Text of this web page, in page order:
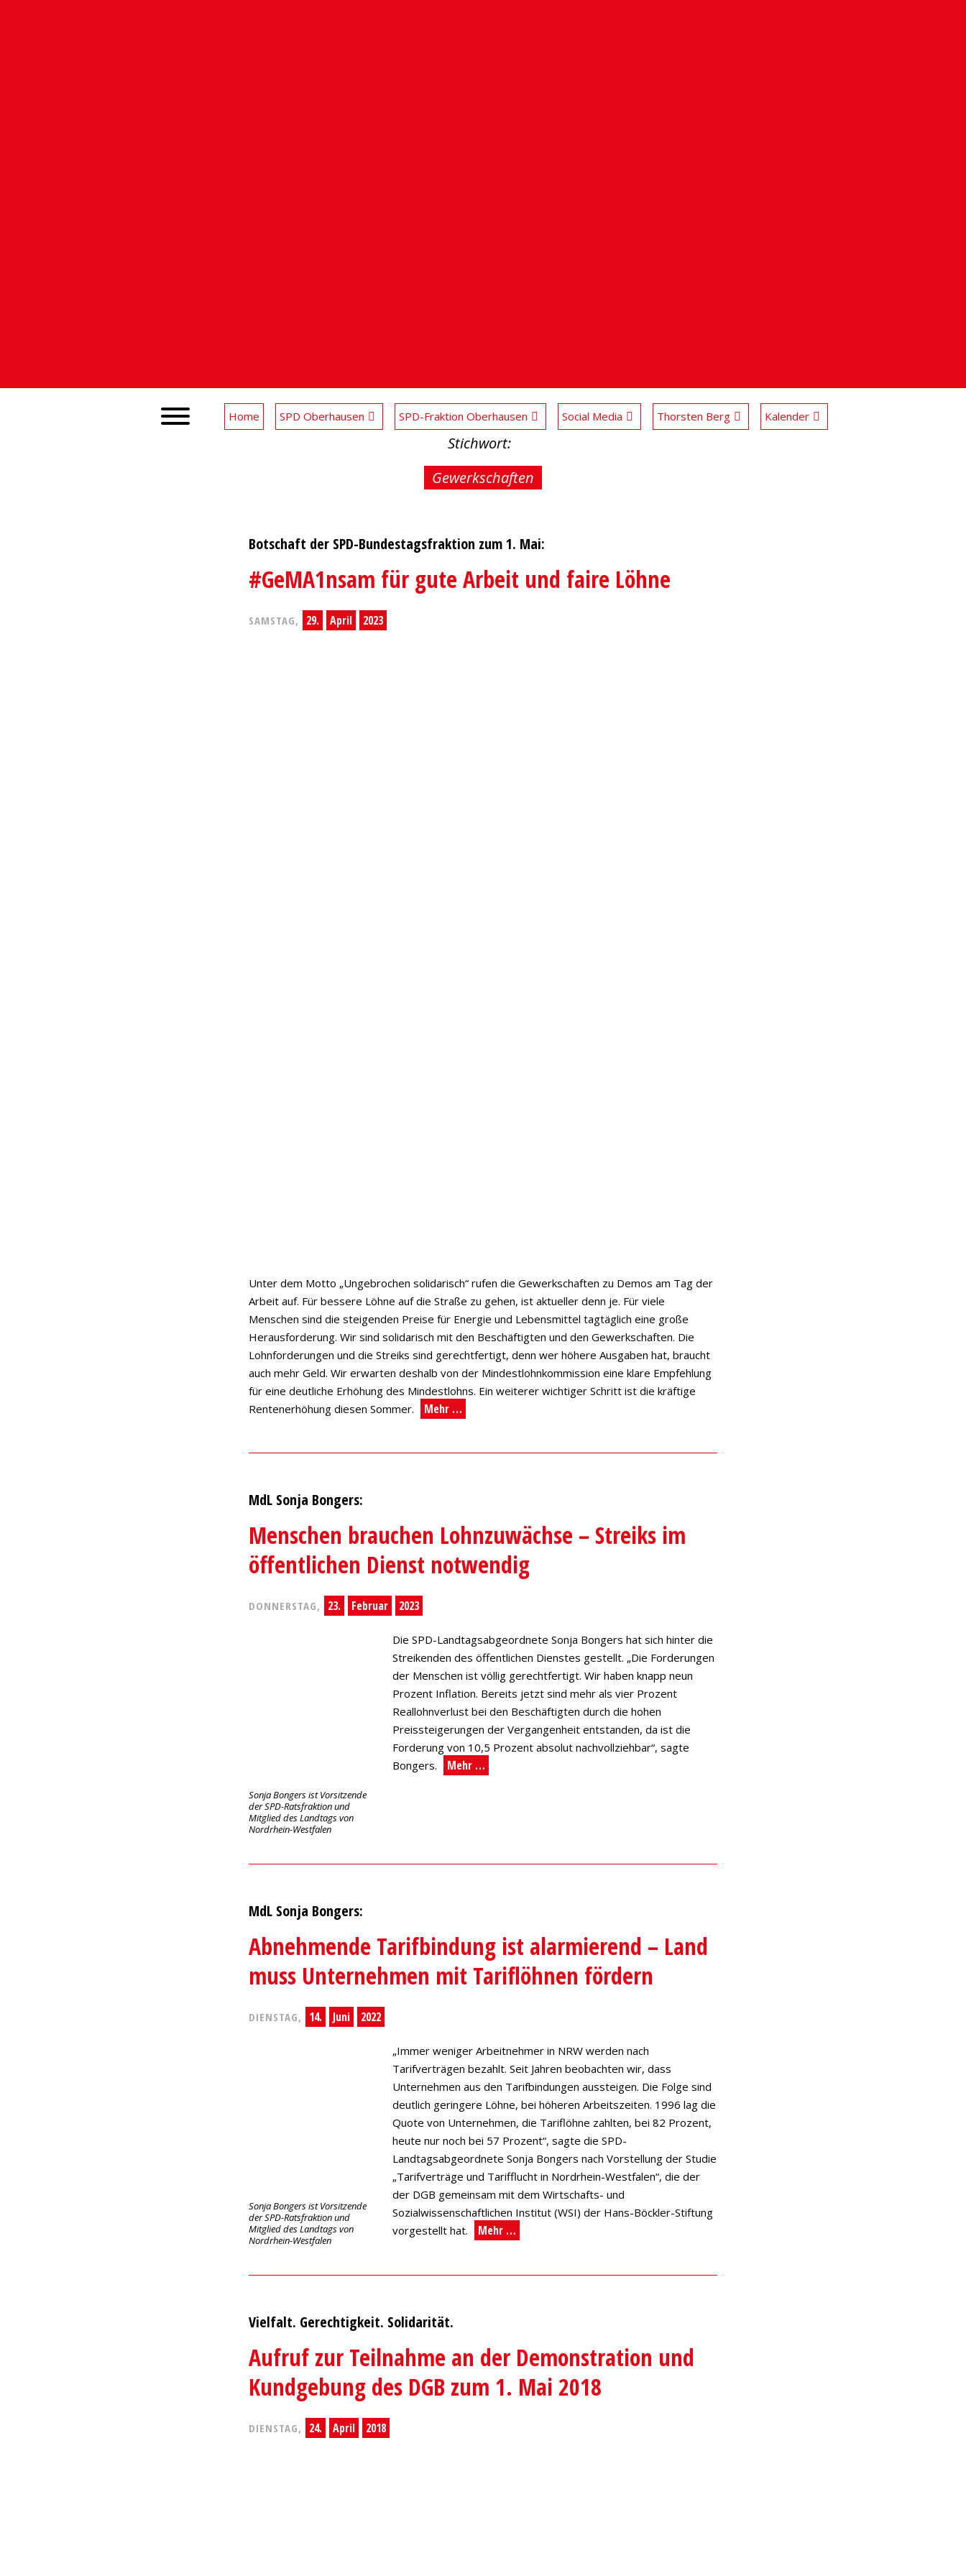
Home SPD Oberhausen SPD-Fraktion Oberhausen Social Media Thorsten Berg Kalender
Stichwort:
Gewerkschaften
Botschaft der SPD-Bundestagsfraktion zum 1. Mai:
#GeMA1nsam für gute Arbeit und faire Löhne
SAMSTAG, 29. April 2023
Unter dem Motto „Ungebrochen solidarisch“ rufen die Gewerkschaften zu Demos am Tag der
Arbeit auf. Für bessere Löhne auf die Straße zu gehen, ist aktueller denn je. Für viele
Menschen sind die steigenden Preise für Energie und Lebensmittel tagtäglich eine große
Herausforderung. Wir sind solidarisch mit den Beschäftigten und den Gewerkschaften. Die
Lohnforderungen und die Streiks sind gerechtfertigt, denn wer höhere Ausgaben hat, braucht
auch mehr Geld. Wir erwarten deshalb von der Mindestlohnkommission eine klare Empfehlung
für eine deutliche Erhöhung des Mindestlohns. Ein weiterer wichtiger Schritt ist die kräftige
Rentenerhöhung diesen Sommer.
Mehr …
MdL Sonja Bongers:
Menschen brauchen Lohnzuwächse – Streiks im
öffentlichen Dienst notwendig
DONNERSTAG, 23. Februar 2023
Sonja Bongers ist Vorsitzende
der SPD-Ratsfraktion und
Mitglied des Landtags von
Nordrhein-Westfalen
Die SPD-Landtagsabgeordnete Sonja Bongers hat sich hinter die
Streikenden des öffentlichen Dienstes gestellt. „Die Forderungen
der Menschen ist völlig gerechtfertigt. Wir haben knapp neun
Prozent Inflation. Bereits jetzt sind mehr als vier Prozent
Reallohnverlust bei den Beschäftigten durch die hohen
Preissteigerungen der Vergangenheit entstanden, da ist die
Forderung von 10,5 Prozent absolut nachvollziehbar“, sagte
Bongers.
Mehr …
MdL Sonja Bongers:
Abnehmende Tarifbindung ist alarmierend – Land
muss Unternehmen mit Tariflöhnen fördern
DIENSTAG, 14. Juni 2022
Sonja Bongers ist Vorsitzende
der SPD-Ratsfraktion und
Mitglied des Landtags von
Nordrhein-Westfalen
„Immer weniger Arbeitnehmer in NRW werden nach
Tarifverträgen bezahlt. Seit Jahren beobachten wir, dass
Unternehmen aus den Tarifbindungen aussteigen. Die Folge sind
deutlich geringere Löhne, bei höheren Arbeitszeiten. 1996 lag die
Quote von Unternehmen, die Tariflöhne zahlten, bei 82 Prozent,
heute nur noch bei 57 Prozent“, sagte die SPD-
Landtagsabgeordnete Sonja Bongers nach Vorstellung der Studie
„Tarifverträge und Tarifflucht in Nordrhein-Westfalen“, die der
der DGB gemeinsam mit dem Wirtschafts- und
Sozialwissenschaftlichen Institut (WSI) der Hans-Böckler-Stiftung
vorgestellt hat.
Mehr …
Vielfalt. Gerechtigkeit. Solidarität.
Aufruf zur Teilnahme an der Demonstration und
Kundgebung des DGB zum 1. Mai 2018
DIENSTAG, 24. April 2018